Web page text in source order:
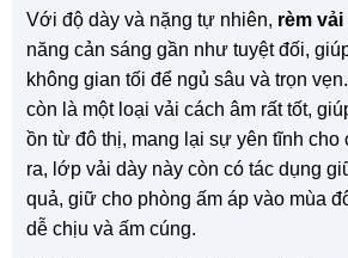
Với độ dày và nặng tự nhiên, rèm
năng cản sáng gần như tuyệt đối,
không gian tối để ngủ sâu và trọn
còn là một loại vải cách âm rất tốt,
ồn từ đô thị, mang lại sự yên tĩnh cho
ra, lớp vải dày này còn có tác dụng
quả, giữ cho phòng ấm áp vào mùa
dễ chịu và ấm cúng.